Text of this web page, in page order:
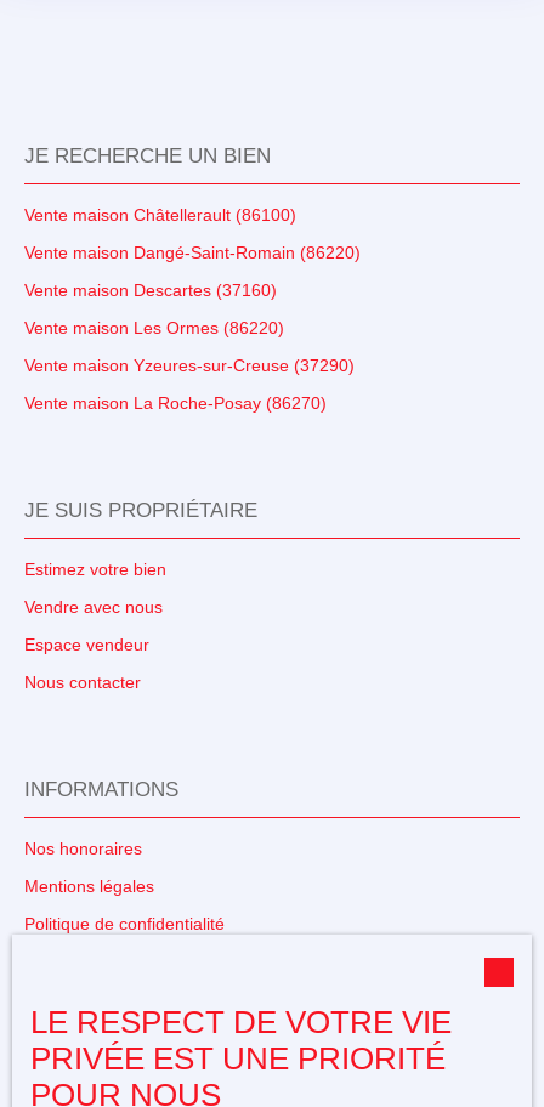
JE RECHERCHE UN BIEN
Vente maison Châtellerault (86100)
Vente maison Dangé-Saint-Romain (86220)
Vente maison Descartes (37160)
Vente maison Les Ormes (86220)
Vente maison Yzeures-sur-Creuse (37290)
Vente maison La Roche-Posay (86270)
JE SUIS PROPRIÉTAIRE
Estimez votre bien
Vendre avec nous
Espace vendeur
Nous contacter
INFORMATIONS
Nos honoraires
Mentions légales
Politique de confidentialité
Propulsé par
LE RESPECT DE VOTRE VIE
PRIVÉE EST UNE PRIORITÉ
POUR NOUS